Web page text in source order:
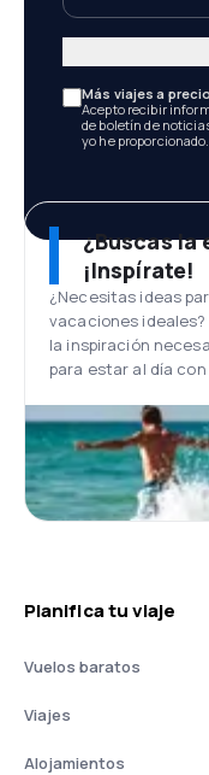
Más viajes a
Acepto recibir
de boletín de
yo he proporcionado.
¿Buscas la
¡Inspírate!
¿Necesitas ideas
vacaciones
la inspiración
para estar al día
Planifica tu viaje
Vuelos baratos
Viajes
Alojamientos